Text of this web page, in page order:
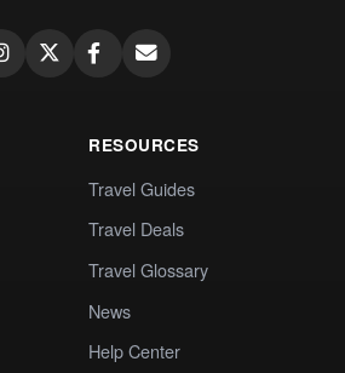
RESOURCES
Travel Guides
Travel Deals
Travel Glossary
News
Help Center